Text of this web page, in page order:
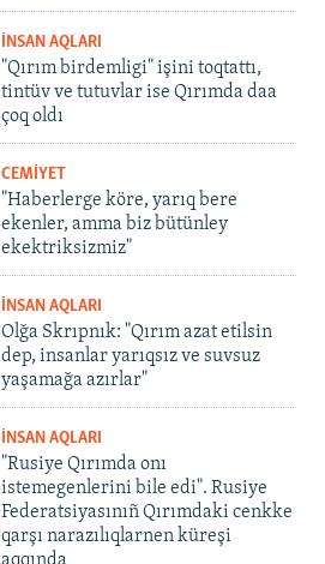
İNSAN AQLARI
"Qırım birdemligi" işini toqtattı,
tintüv ve tutuvlar ise Qırımda daa
çoq oldı
CEMİYET
"Haberlerge köre, yarıq bere
ekenler, amma biz bütünley
ekektriksizmiz"
İNSAN AQLARI
Olğa Skrıpnık: "Qırım azat etilsin
dep, insanlar yarıqsız ve suvsuz
yaşamağa azırlar"
İNSAN AQLARI
"Rusiye Qırımda onı
istemegenlerini bile edi". Rusiye
Federatsiyasınıñ Qırımdaki cenkke
qarşı narazılıqlarnen küreşi
aqqında